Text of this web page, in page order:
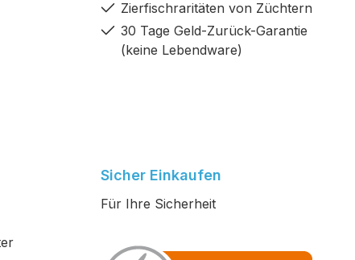
Zierfischraritäten von Züchtern
30 Tage Geld-Zurück-Garantie
(keine Lebendware)
Sicher Einkaufen
Für Ihre Sicherheit